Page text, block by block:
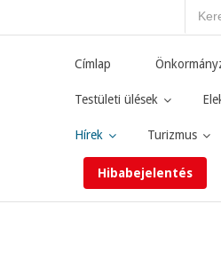
Címlap
Testületi ülések
Hírek Turizmus
Hibabejelentés